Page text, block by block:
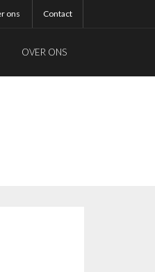
ons Contact
OVER ONS